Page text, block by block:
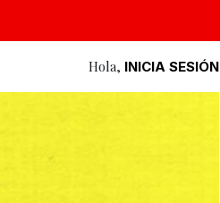
Hola, INICIA SESIÓN